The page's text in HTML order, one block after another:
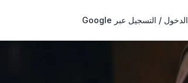
الدخول / التسجيل عبر Google